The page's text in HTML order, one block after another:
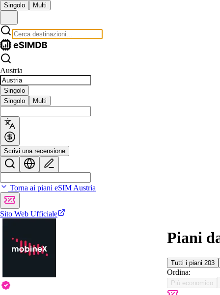
Singolo Multi
Austria
Singolo
Singolo
Multi
Scrivi una recensione
Torna ai piani eSIM Austria
Sito Web Ufficiale
Piani
Tutti i piani 203
Ordina:
Più economico